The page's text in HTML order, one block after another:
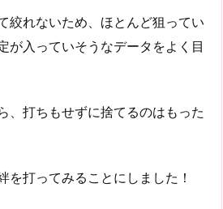
絞れないため、ほとんど狙ってい
が入っていそうなデータをよく目
、打ちもせずに捨てるのはもった
を打ってみることにしました！